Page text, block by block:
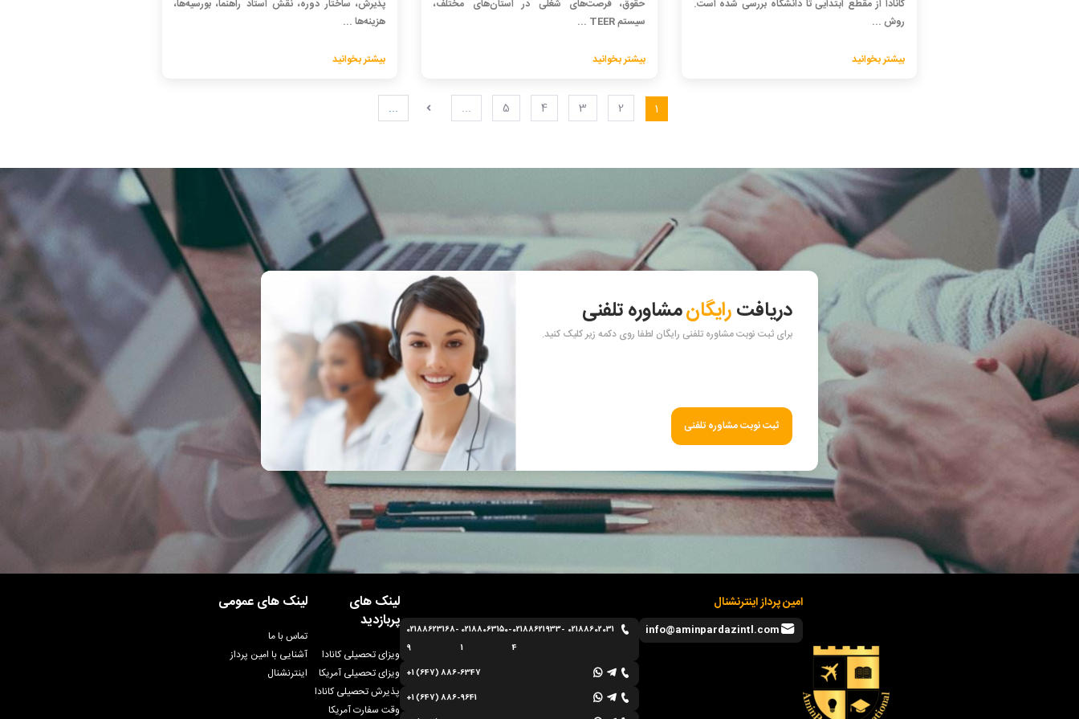
کانادا از مقطع ابتدایی تا دانشگاه بررسی شده است.
روش ...
بیشتر بخوانید
حقوق، فرصت‌های شغلی در استان‌های مختلف،
سیستم TEER ...
بیشتر بخوانید
پذیرش، ساختار دوره، نقش استاد راهنما، بورسیه‌ها،
هزینه‌ها ...
بیشتر بخوانید
1
2
3
4
5
... ...
دریافترایگانمشاوره تلفنی
برای ثبت نوبت مشاوره تلفنی رایگان لطفا روی دکمه زیر کلیک کنید.
ثبت نوبت مشاوره تلفنی
امین پرداز اینترنشنال
info@aminpardazintl.com
02188623168-
9
02188063150-
1
02188621933-
4
02188602031
+1 (647) 886-6347
+1 (647) 886-9641
لینک های
پربازدید
ویزای تحصیلی کانادا
ویزای تحصیلی آمریکا
پذیرش تحصیلی کانادا
وقت سفارت آمریکا
لینک های عمومی
تماس با ما
آشنایی با امین پرداز
اینترنشنال